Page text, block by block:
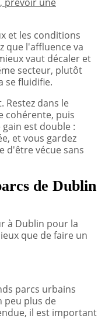
et les conditions
que l'affluence va
vaut décaler et
secteur, plutôt
se fluidifie.
Restez dans le
cohérente, puis
est double :
et vous gardez
d'être vécue sans
de Dublin
à Dublin pour la
que de faire un
parcs urbains
peu plus de
il est important